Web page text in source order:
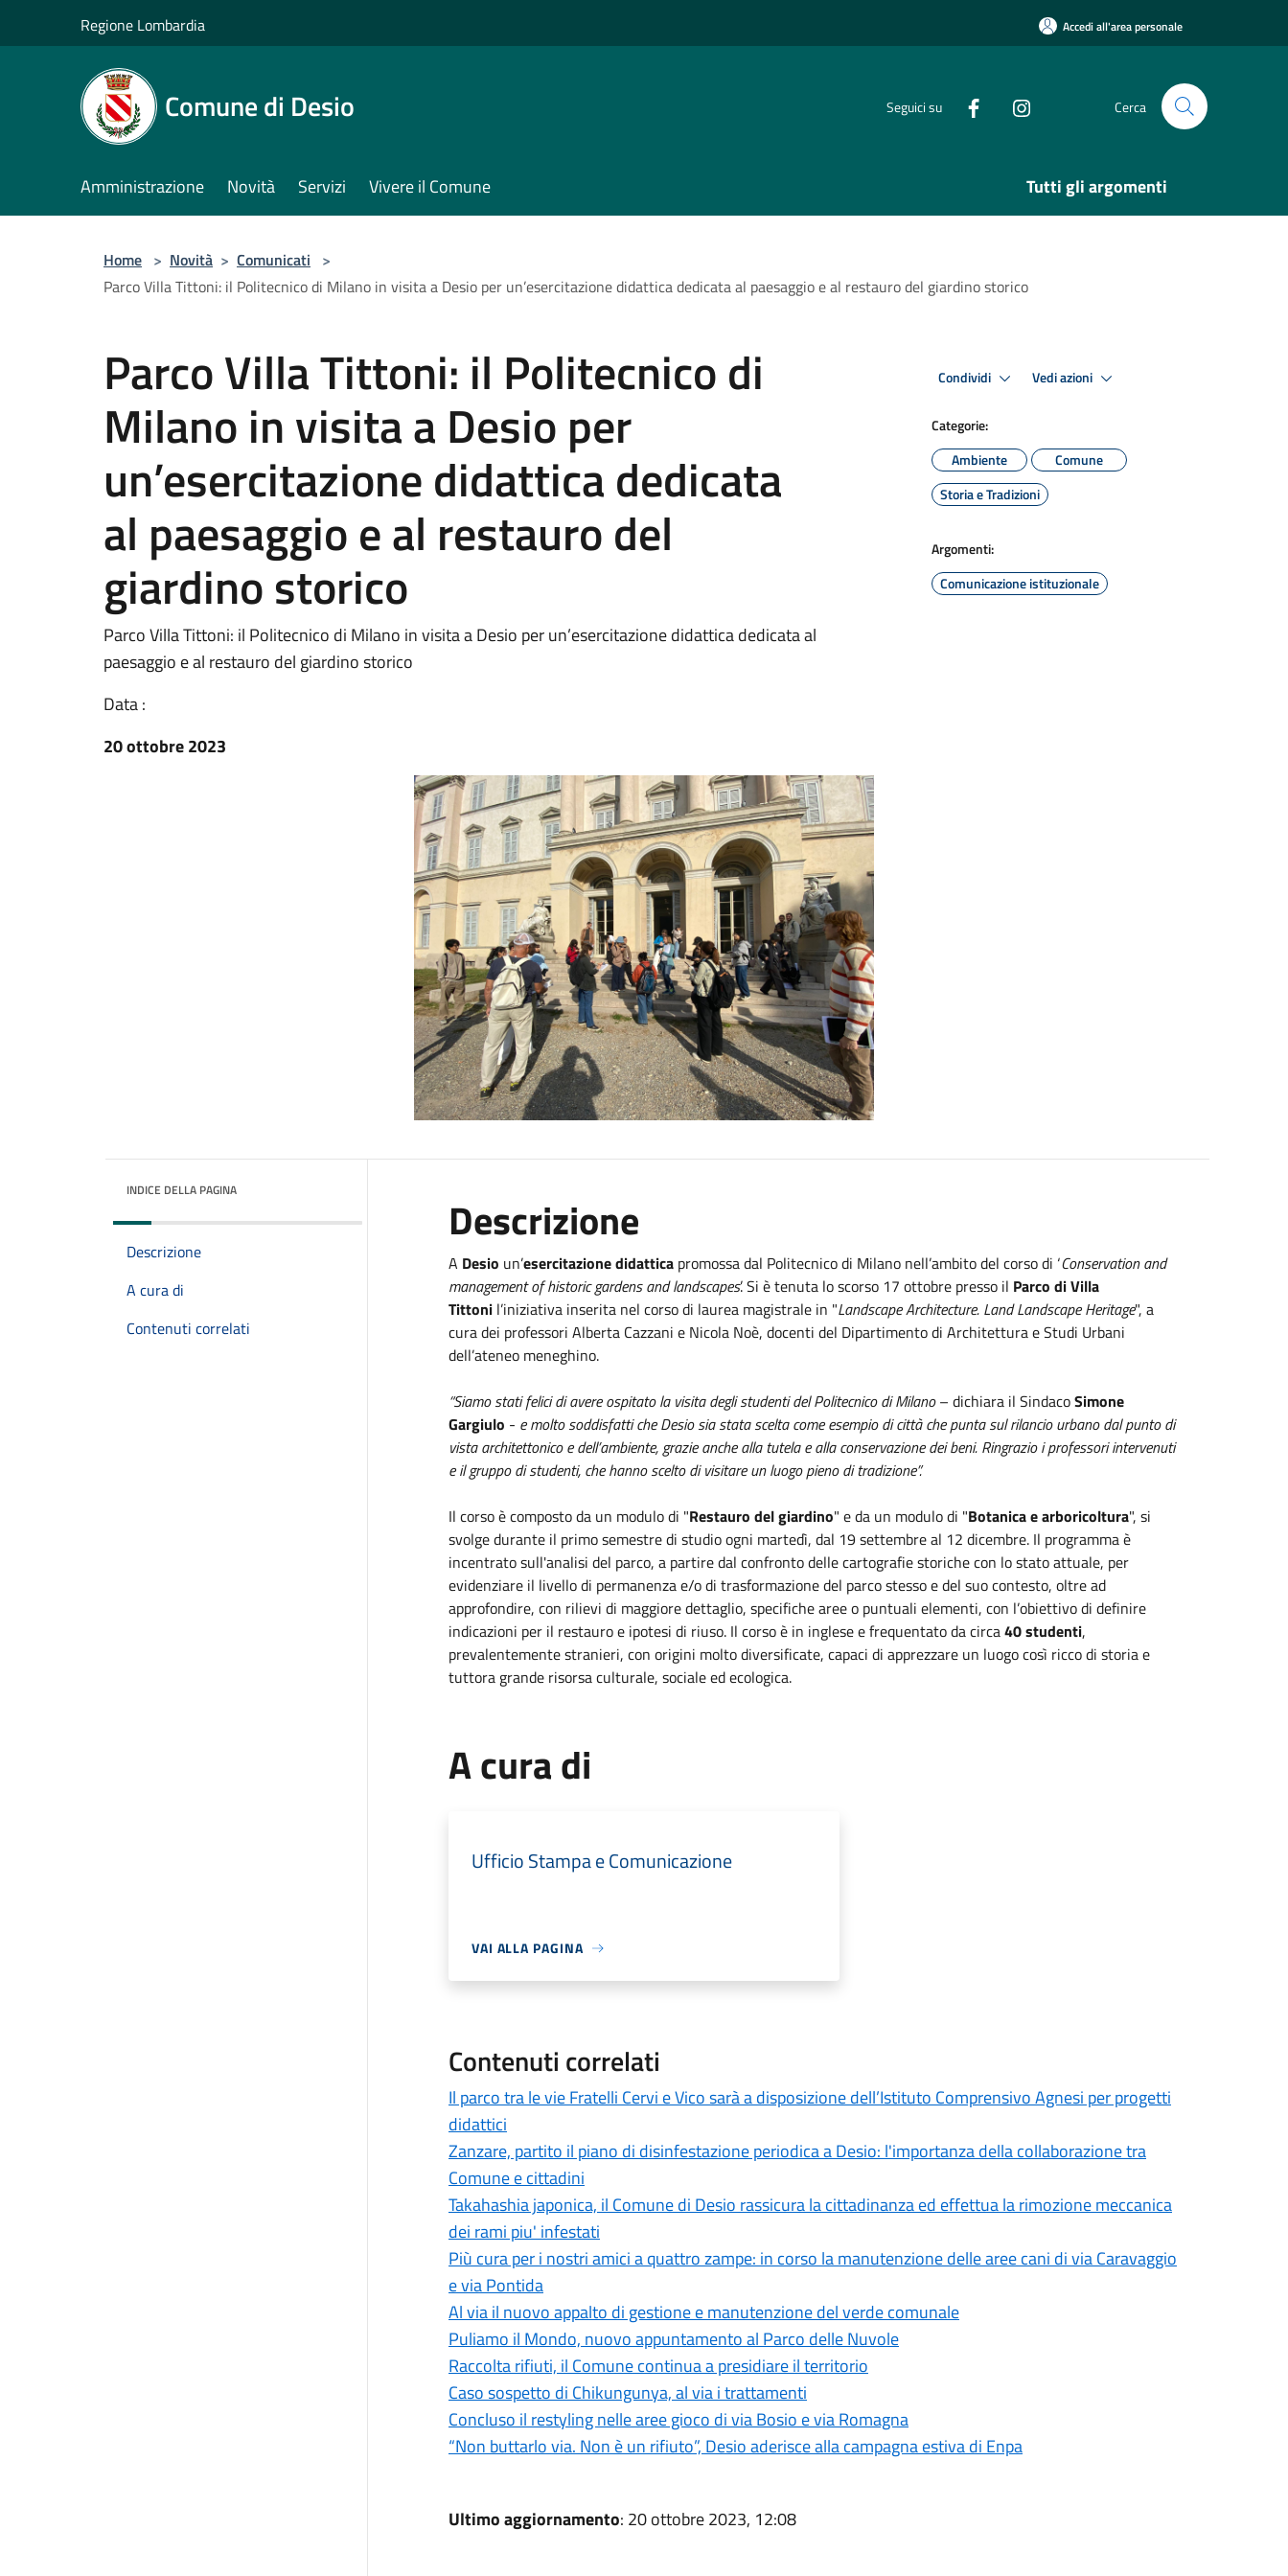
Regione Lombardia Accedi all'area personale
Comune di Desio Seguici su Cerca
Amministrazione Novità Servizi Vivere il Comune Tutti gli argomenti
Home > Novità > Comunicati >
Parco Villa Tittoni: il Politecnico di Milano in visita a Desio per un’esercitazione didattica dedicata al paesaggio e al restauro del giardino storico
Parco Villa Tittoni: il Politecnico di
Milano in visita a Desio per
un’esercitazione didattica dedicata
al paesaggio e al restauro del
giardino storico
Parco Villa Tittoni: il Politecnico di Milano in visita a Desio per un’esercitazione didattica dedicata al
paesaggio e al restauro del giardino storico
Data :
20 ottobre 2023
Condividi Vedi azioni
Categorie:
Ambiente
Comune
Storia e Tradizioni
Argomenti:
Comunicazione istituzionale
INDICE DELLA PAGINA
Descrizione
A cura di
Contenuti correlati
Descrizione
A Desio un’esercitazione didatticapromossa dal Politecnico di Milano nell’ambito del corso di ‘Conservation and
management of historic gardens and landscapes’. Si è tenuta lo scorso 17 ottobre presso il Parco di Villa
Tittoni l’iniziativa inserita nel corso di laurea magistrale in "Landscape Architecture. Land Landscape Heritage", a
cura dei professori Alberta Cazzani e Nicola Noè, docenti del Dipartimento di Architettura e Studi Urbani
dell’ateneo meneghino.
“Siamo stati felici di avere ospitato la visita degli studenti del Politecnico di Milano– dichiara il SindacoSimone
Gargiulo - e molto soddisfatti che Desio sia stata scelta come esempio di città che punta sul rilancio urbano dal punto di
vista architettonico e dell’ambiente, grazie anche alla tutela e alla conservazione dei beni. Ringrazio i professori intervenuti
e il gruppo di studenti, che hanno scelto di visitare un luogo pieno di tradizione”.
Il corso è composto da un modulo di "Restauro del giardino" e da un modulo di "Botanica e arboricoltura", si
svolge durante il primo semestre di studio ogni martedì, dal 19 settembre al 12 dicembre. Il programma è
incentrato sull'analisi del parco, a partire dal confronto delle cartografie storiche con lo stato attuale, per
evidenziare il livello di permanenza e/o di trasformazione del parco stesso e del suo contesto, oltre ad
approfondire, con rilievi di maggiore dettaglio, specifiche aree o puntuali elementi, con l’obiettivo di definire
indicazioni per il restauro e ipotesi di riuso. Il corso è in inglese e frequentato da circa40 studenti,
prevalentemente stranieri, con origini molto diversificate, capaci di apprezzare un luogo così ricco di storia e
tuttora grande risorsa culturale, sociale ed ecologica.
A cura di
Ufficio Stampa e Comunicazione
VAI ALLA PAGINA
Contenuti correlati
Il parco tra le vie Fratelli Cervi e Vico sarà a disposizione dell’Istituto Comprensivo Agnesi per progetti
didattici
Zanzare, partito il piano di disinfestazione periodica a Desio: l'importanza della collaborazione tra
Comune e cittadini
Takahashia japonica, il Comune di Desio rassicura la cittadinanza ed effettua la rimozione meccanica
dei rami piu' infestati
Più cura per i nostri amici a quattro zampe: in corso la manutenzione delle aree cani di via Caravaggio
e via Pontida
Al via il nuovo appalto di gestione e manutenzione del verde comunale
Puliamo il Mondo, nuovo appuntamento al Parco delle Nuvole
Raccolta rifiuti, il Comune continua a presidiare il territorio
Caso sospetto di Chikungunya, al via i trattamenti
Concluso il restyling nelle aree gioco di via Bosio e via Romagna
“Non buttarlo via. Non è un rifiuto”, Desio aderisce alla campagna estiva di Enpa
Ultimo aggiornamento: 20 ottobre 2023, 12:08